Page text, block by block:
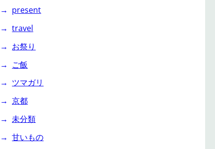
present
travel
お祭り
ご飯
ツマガリ
京都
未分類
甘いもの